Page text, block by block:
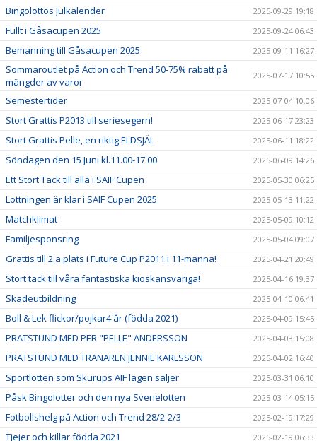
Bingolottos Julkalender 2025-09-29 19:18
Fullt i Gåsacupen 2025 2025-09-24 06:43
Bemanning till Gåsacupen 2025 2025-09-11 16:27
Sommaroutlet på Action och Trend 50-75% rabatt på
mängder av varor
2025-07-17 10:55
Semestertider 2025-07-04 10:06
Stort Grattis P2013 till seriesegern! 2025-06-17 23:23
Stort Grattis Pelle, en riktig ELDSJÄL 2025-06-11 18:22
Söndagen den 15 Juni kl.11.00-17.00 2025-06-09 14:26
Ett Stort Tack till alla i SAIF Cupen 2025-05-30 06:25
Lottningen är klar i SAIF Cupen 2025 2025-05-13 11:22
Matchklimat 2025-05-09 10:12
Familjesponsring 2025-05-04 09:07
Grattis till 2:a plats i Future Cup P2011 i 11-manna! 2025-04-21 20:49
Stort tack till våra fantastiska kioskansvariga! 2025-04-16 19:37
Skadeutbildning 2025-04-10 06:41
Boll & Lek flickor/pojkar4 år (födda 2021) 2025-04-09 15:45
PRATSTUND MED PER "PELLE" ANDERSSON 2025-04-03 15:08
PRATSTUND MED TRÄNAREN JENNIE KARLSSON 2025-04-02 16:40
Sportlotten som Skurups AIF lagen säljer 2025-03-31 06:10
Påsk Bingolotter och den nya Sverielotten 2025-03-14 05:15
Fotbollshelg på Action och Trend 28/2-2/3 2025-02-19 17:29
Tjejer och killar födda 2021 2025-02-19 06:33